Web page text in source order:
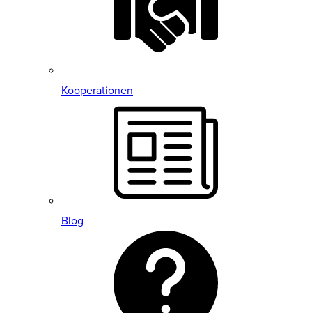
Kooperationen
Blog